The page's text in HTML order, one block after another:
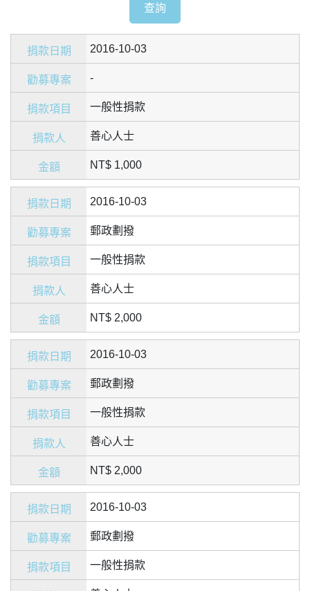
查詢
2016-10-03
-
一般性捐款
善心人士
NT$ 1,000
2016-10-03
郵政劃撥
一般性捐款
善心人士
NT$ 2,000
2016-10-03
郵政劃撥
一般性捐款
善心人士
NT$ 2,000
2016-10-03
郵政劃撥
一般性捐款